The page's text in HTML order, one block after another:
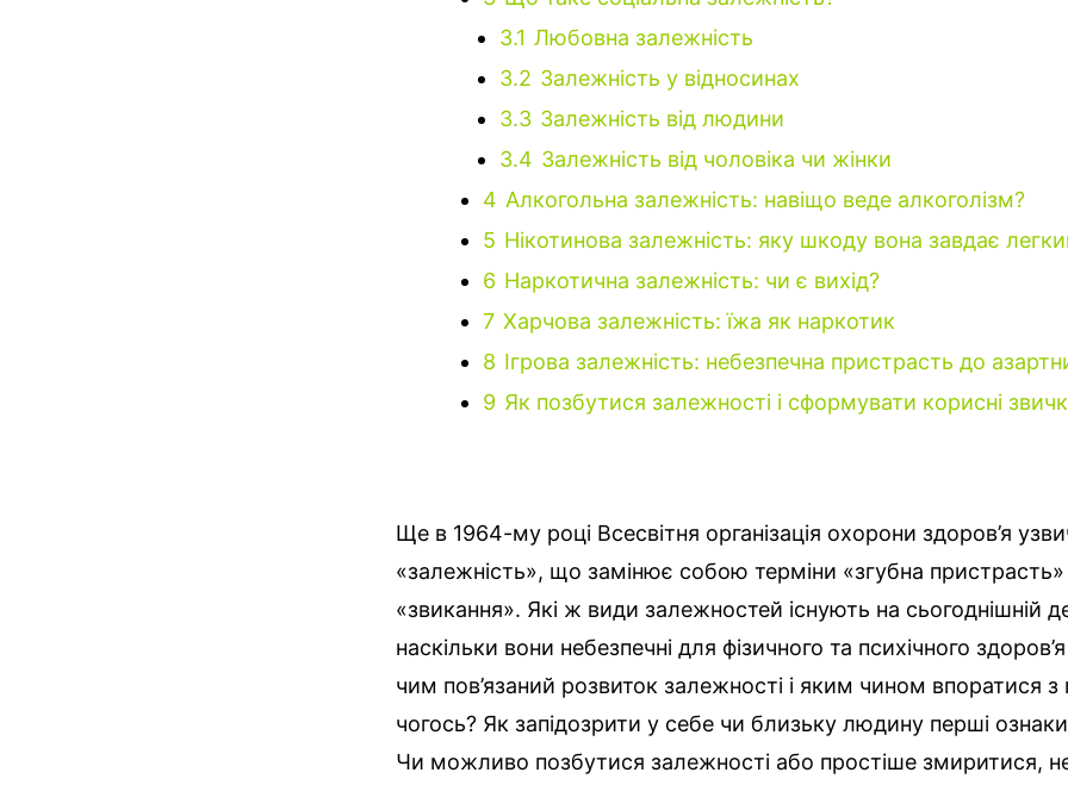
3.1 Любовна залежність
3.2 Залежність у відносинах
3.3 Залежність від людини
3.4 Залежність від чоловіка чи жінки
4 Алкогольна залежність: навіщо веде алкоголізм?
5 Нікотинова залежність: яку шкоду вона завдає
6 Наркотична залежність: чи є вихід?
7 Харчова залежність: їжа як наркотик
8 Ігрова залежність: небезпечна пристрасть до
9 Як позбутися залежності і сформувати корисні
Ще в 1964-му році Всесвітня організація охорони здоров’я
«залежність», що замінює собою терміни «згубна
«звикання». Які ж види залежностей існують на сьогоднішній
наскільки вони небезпечні для фізичного та психічного
чим пов’язаний розвиток залежності і яким чином впоратися
чогось? Як запідозрити у себе чи близьку людину перші
Чи можливо позбутися залежності або простіше змиритися,